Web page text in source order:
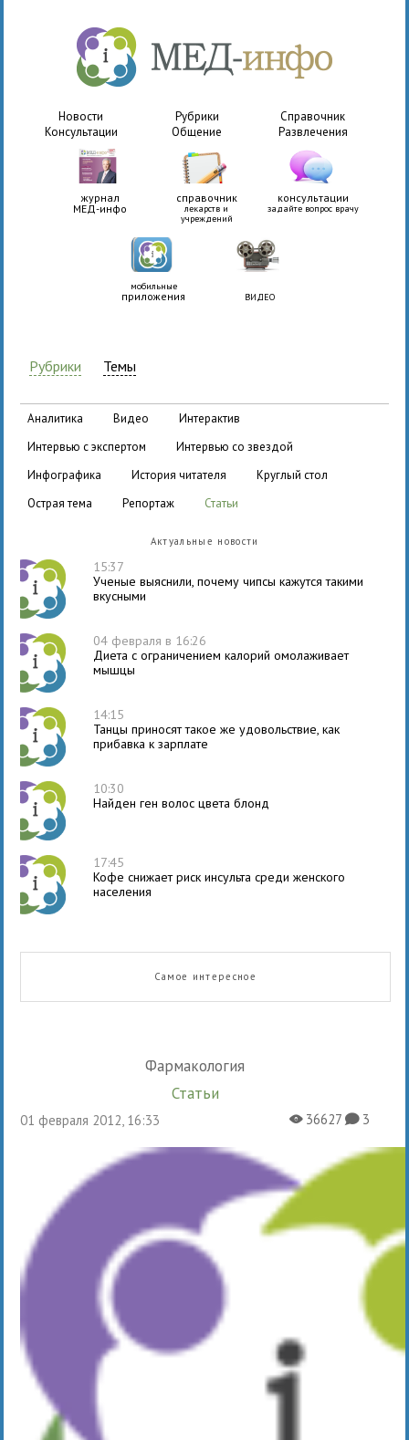
Новости Рубрики
Справочник
Консультации
Общение Развлечения
журнал
МЕД-инфо
справочник
лекарств и
учреждений
консультации
задайте вопрос врачу
мобильные
приложения ВИДЕО
Рубрики Темы
аналитика видео
интерактив
интервью с экспертом
интервью со звездой
инфографика
история читателя
круглый стол
острая тема
репортаж статьи
Актуальные новости
15:37
Ученые выяснили, почему чипсы кажутся такими
вкусными
04 февраля в 16:26
Диета с ограничением калорий омолаживает
мышцы
14:15
Танцы приносят такое же удовольствие, как
прибавка к зарплате
10:30
Найден ген волос цвета блонд
17:45
Кофе снижает риск инсульта среди женского
населения
Самое интересное
Фармакология
Статьи
01 февраля 2012, 16:33 X36627K3